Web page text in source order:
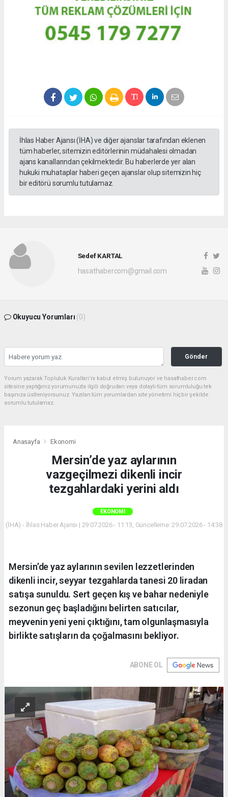
İhlas Haber Ajansı (İHA) ve diğer ajanslar tarafından eklenen
tüm haberler, sitemizin editörlerinin müdahalesi olmadan
ajans kanallarından çekilmektedir. Bu haberlerde yer alan
hukuki muhataplar haberi geçen ajanslar olup sitemizin hiç
bir editörü sorumlu tutulamaz.
Sedef KARTAL
hasathabercom@gmail.com
Okuyucu Yorumları (0)
Gönder
Yorum yazarak Topluluk Kuralları’nı kabul etmiş bulunuyor ve hasathaber.com
sitesine yaptığınız yorumunuzla ilgili doğrudan veya dolaylı tüm sorumluluğu tek
başınıza üstleniyorsunuz. Yazılan tüm yorumlardan site yönetimi hiçbir şekilde
sorumlu tutulamaz.
Anasayfa Ekonomi
Mersin’de yaz aylarının
vazgeçilmezi dikenli incir
tezgahlardaki yerini aldı
EKONOMI
(İHA) - İhlas Haber Ajansı | 29.07.2026 - 11:13, Güncelleme: 29.07.2026 - 14:38
Mersin’de yaz aylarının sevilen lezzetlerinden
dikenli incir, seyyar tezgahlarda tanesi 20 liradan
satışa sunuldu. Sert geçen kış ve bahar nedeniyle
sezonun geç başladığını belirten satıcılar,
meyvenin yeni yeni çıktığını, tam olgunlaşmasıyla
birlikte satışların da çoğalmasını bekliyor.
ABONE OL